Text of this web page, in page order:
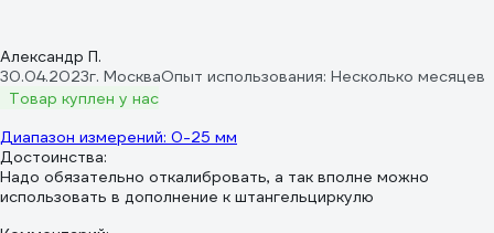
Александр П.
30.04.2023г. МоскваОпыт использования: Несколько месяцев
Товар куплен у нас
Диапазон измерений: 0-25 мм
Достоинства:
Надо обязательно откалибровать, а так вполне можно
использовать в дополнение к штангельциркулю